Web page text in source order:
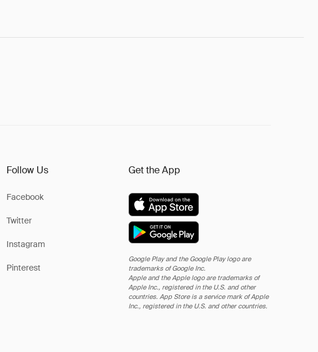
Follow Us
Facebook
Twitter
Instagram
Pinterest
Get the App
Google Play and the Google Play logo are
trademarks of Google Inc.
Apple and the Apple logo are trademarks of
Apple Inc., registered in the U.S. and other
countries. App Store is a service mark of Apple
Inc., registered in the U.S. and other countries.